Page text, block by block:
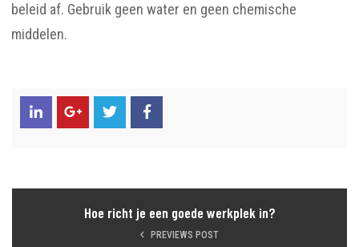
beleid af. Gebruik geen water en geen chemische
middelen.
Hoe richt je een goede werkplek in?
PREVIEWS POST